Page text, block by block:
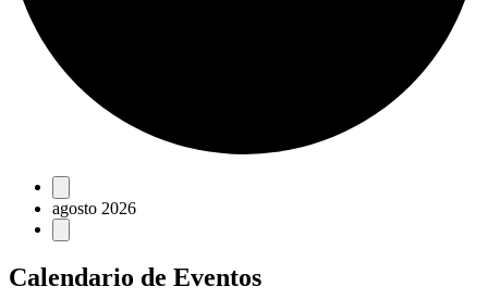
Eventos
agosto 2026
Calendario de Eventos